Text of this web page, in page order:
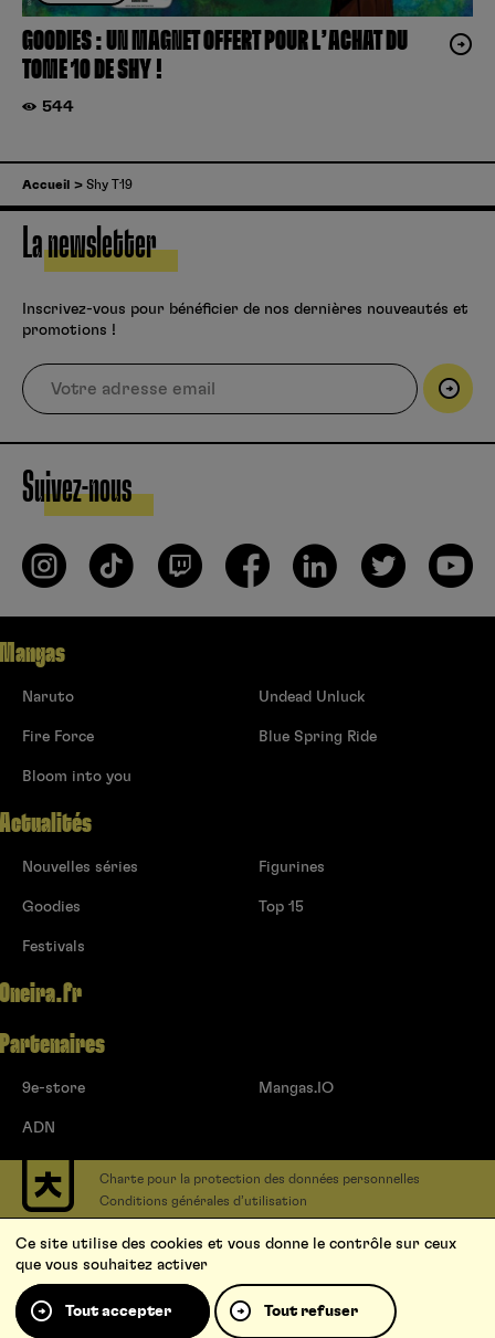
GOODIES : UN MAGNET OFFERT POUR L’ACHAT DU
TOME 10 DE SHY !
544
Accueil Shy T19
La newsletter
Inscrivez-vous pour bénéficier de nos dernières nouveautés et
promotions !
Suivez-nous
Mangas
Naruto
Fire Force
Bloom into you
Undead Unluck
Blue Spring Ride
Actualités
Nouvelles séries
Goodies
Festivals
Figurines
Top 15
Oneira.fr
Partenaires
9e-store
ADN
Mangas.IO
Charte pour la protection des données personnelles
Conditions générales d’utilisation
Contact
Soumettre un projet
Proposer une série
Qui sommes-nous ?
Ce site utilise des cookies et vous donne le contrôle sur ceux
que vous souhaitez activer
Tout accepter Tout refuser